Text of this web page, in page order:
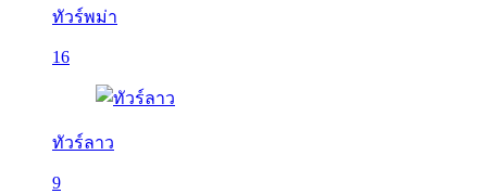
ทัวร์พม่า
16
ทัวร์ลาว
9